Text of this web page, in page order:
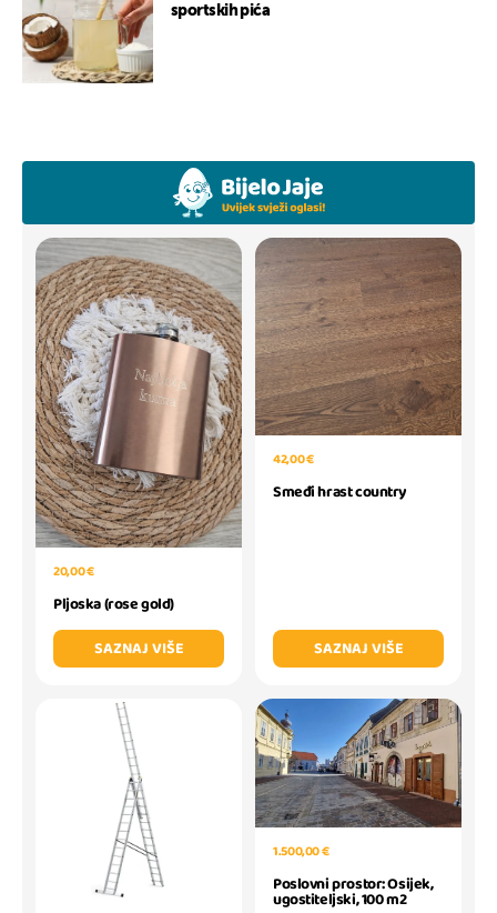
sportskih pića
20,00 €
Pljoska (rose gold)
SAZNAJ VIŠE
42,00 €
Smeđi hrast country
SAZNAJ VIŠE
1.500,00 €
Poslovni prostor: Osijek,
ugostiteljski, 100 m2